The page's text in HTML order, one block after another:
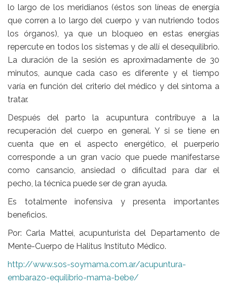
lo largo de los meridianos (éstos son líneas de energía
que corren a lo largo del cuerpo y van nutriendo todos
los órganos), ya que un bloqueo en estas energías
repercute en todos los sistemas y de allí el desequilibrio.
La duración de la sesión es aproximadamente de 30
minutos, aunque cada caso es diferente y el tiempo
varía en función del criterio del médico y del síntoma a
tratar.
Después delparto la acupuntura contribuye a la
recuperación del cuerpo en general. Y si se tiene en
cuenta que en el aspecto energético, el puerperio
corresponde a un gran vacío que puede manifestarse
como cansancio, ansiedad o dificultad para dar el
pecho, la técnica puede ser de gran ayuda.
Es totalmente inofensiva y presenta importantes
beneficios.
Por: Carla Mattei, acupunturista del Departamento de
Mente-Cuerpo de Halitus Instituto Médico.
http://www.sos-soymama.com.ar/acupuntura-
embarazo-equilibrio-mama-bebe/